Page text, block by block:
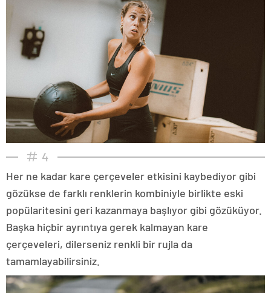
4
Her ne kadar kare çerçeveler etkisini kaybediyor gibi
gözükse de farklı renklerin kombiniyle birlikte eski
popülaritesini geri kazanmaya başlıyor gibi gözüküyor.
Başka hiçbir ayrıntıya gerek kalmayan kare
çerçeveleri, dilerseniz renkli bir rujla da
tamamlayabilirsiniz.